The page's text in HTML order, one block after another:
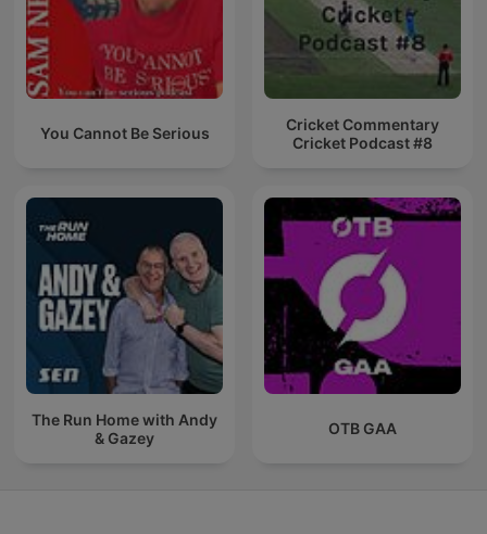
You Cannot Be Serious
Cricket Commentary
Cricket Podcast #8
The Run Home with Andy
& Gazey
OTB GAA